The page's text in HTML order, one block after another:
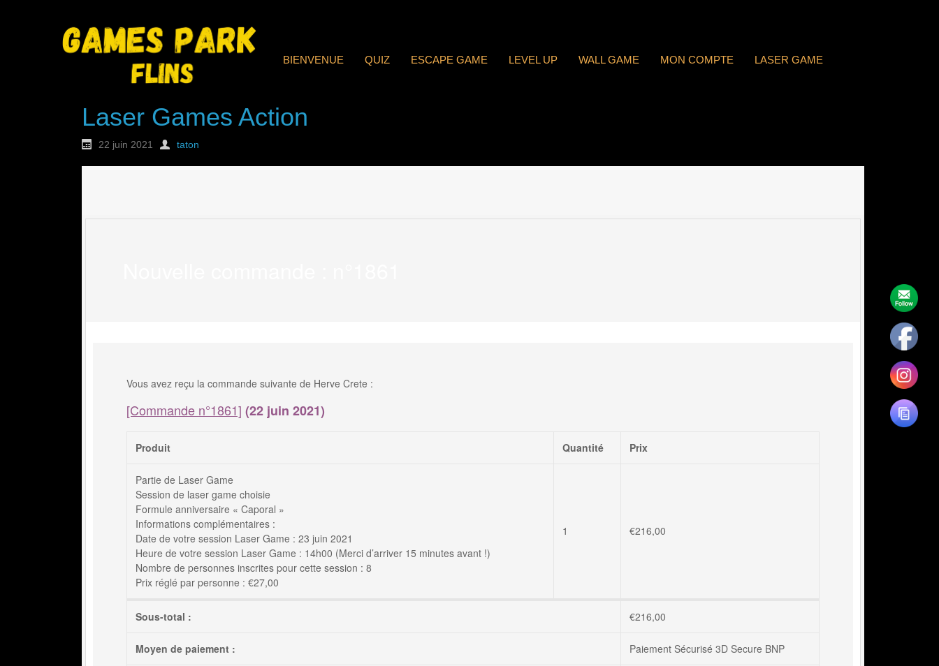
BIENVENUE QUIZ ESCAPE GAME LEVEL UP WALL GAME MON COMPTE LASER GAME
Laser Games Action
22 juin 2021 taton
Vous avez reçu la commande suivante de Herve Crete :
[Commande n°1861] (22 juin 2021)
Produit Quantité Prix
Partie de Laser Game
Session de laser game choisie
Formule anniversaire « Caporal »
Informations complémentaires :
Date de votre session Laser Game : 23 juin 2021
Heure de votre session Laser Game : 14h00 (Merci d’arriver 15 minutes avant !)
Nombre de personnes inscrites pour cette session : 8
Prix réglé par personne : €27,00
1 €216,00
Sous-total : €216,00
Moyen de paiement : Paiement Sécurisé 3D Secure BNP